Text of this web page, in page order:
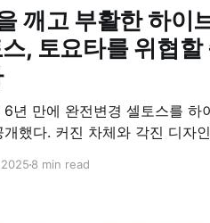
깨고 부활한 하이
, 토요타를 위협할
6년 만에 완전변경 셀토스를 하
개했다. 커진 차체와 각진 디자
라 크로스와의 경쟁에서 우위를
8 min read